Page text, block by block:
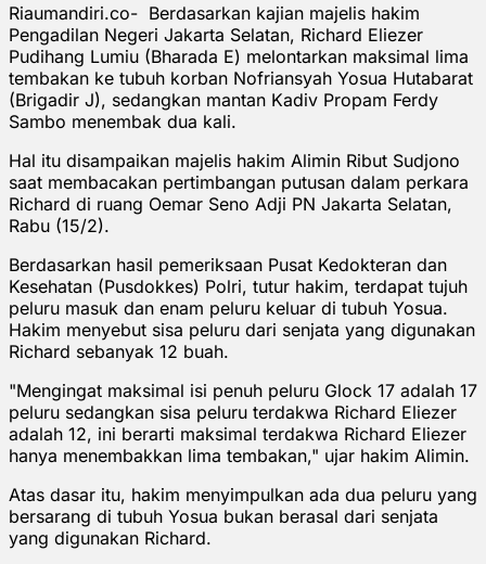
Riaumandiri.co- Berdasarkan kajian majelis hakim
Pengadilan Negeri Jakarta Selatan, Richard Eliezer
Pudihang Lumiu (Bharada E) melontarkan maksimal lima
tembakan ke tubuh korban Nofriansyah Yosua Hutabarat
(Brigadir J), sedangkan mantan Kadiv Propam Ferdy
Sambo menembak dua kali.
Hal itu disampaikan majelis hakim Alimin Ribut Sudjono
saat membacakan pertimbangan putusan dalam perkara
Richard di ruang Oemar Seno Adji PN Jakarta Selatan,
Rabu (15/2).
Berdasarkan hasil pemeriksaan Pusat Kedokteran dan
Kesehatan (Pusdokkes) Polri, tutur hakim, terdapat tujuh
peluru masuk dan enam peluru keluar di tubuh Yosua.
Hakim menyebut sisa peluru dari senjata yang digunakan
Richard sebanyak 12 buah.
"Mengingat maksimal isi penuh peluru Glock 17 adalah 17
peluru sedangkan sisa peluru terdakwa Richard Eliezer
adalah 12, ini berarti maksimal terdakwa Richard Eliezer
hanya menembakkan lima tembakan," ujar hakim Alimin.
Atas dasar itu, hakim menyimpulkan ada dua peluru yang
bersarang di tubuh Yosua bukan berasal dari senjata
yang digunakan Richard.